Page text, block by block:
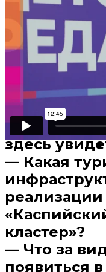
Поделиться
В избранное
Смотреть позже
— Какое
пользуется
что еще
здесь
— Какая
реализации
кластер»?
— Что за
появиться